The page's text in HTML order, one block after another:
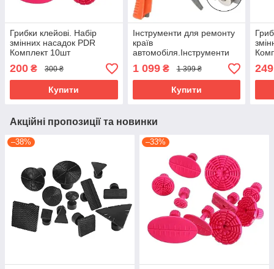
Грибки клейові. Набір
змінних насадок PDR
Комплект 10шт
200 ₴ 300 ₴
Купити
Інструменти для ремонту
країв
автомобіля.Інструменти
обрізання краю, FHT-1
1 099₴ 1 399 ₴
Купити
249
Акційні пропозиції та новинки
–38% –33%